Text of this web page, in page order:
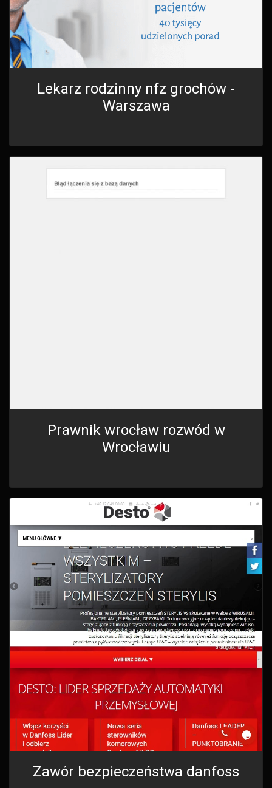
Lekarz rodzinny nfz grochów -
Warszawa
Prawnik wrocław rozwód w
Wrocławiu
Zawór bezpieczeństwa danfoss